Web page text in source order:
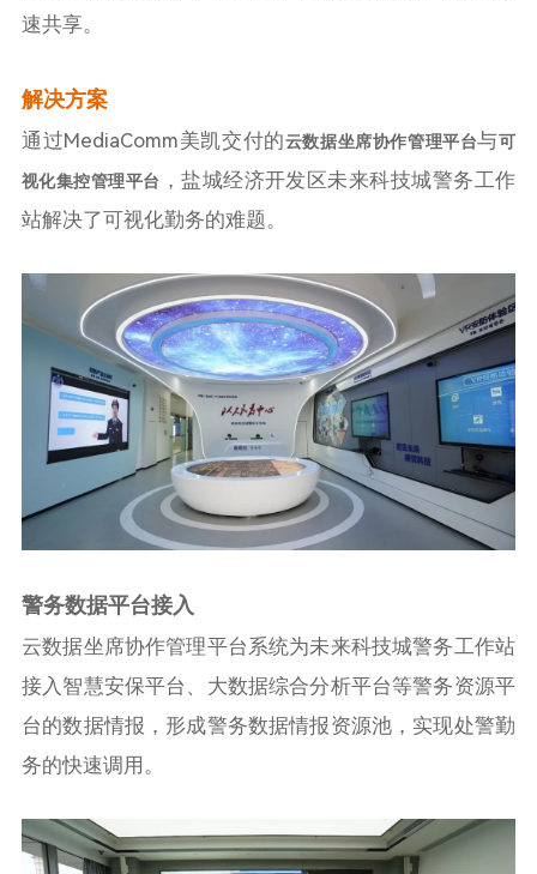
速共享。
解决方案
通过MediaComm美凯交付的云数据坐席协作管理平台与可
视化集控管理平台 ，盐城经济开发区未来科技城警务工作
站解决了可视化勤务的难题。
警务数据平台接入
云数据坐席协作管理平台系统为未来科技城警务工作站
接入智慧安保平台、大数据综合分析平台等警务资源平
台的数据情报，形成警务数据情报资源池，实现处警勤
务的快速调用。